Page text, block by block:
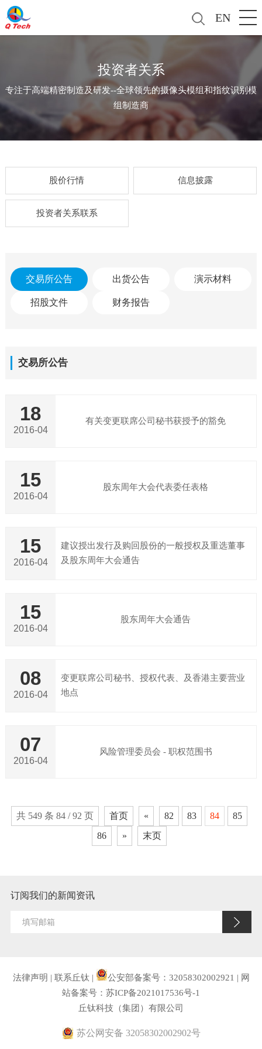
EN
投资者关系
专注于高端精密制造及研发--全球领先的摄像头模组和指纹识别模
组制造商
股价行情 信息披露
投资者关系联系
交易所公告 出货公告 演示材料
招股文件 财务报告
交易所公告
18
2016-04
有关变更联席公司秘书获授予的豁免
15
2016-04
股东周年大会代表委任表格
15
2016-04
建议授出发行及购回股份的一般授权及重选董事
及股东周年大会通告
15
2016-04
股东周年大会通告
08
2016-04
变更联席公司秘书、授权代表、及香港主要营业
地点
07
2016-04
风险管理委员会 - 职权范围书
共 549 条 84 / 92 页 首页 « 82 83 84
85
86
» 末页
订阅我们的新闻资讯
法律声明 | 联系丘钛| 公安部备案号：32058302002921 | 网
站备案号：苏ICP备2021017536号-1
丘钛科技（集团）有限公司
苏公网安备 32058302002902号